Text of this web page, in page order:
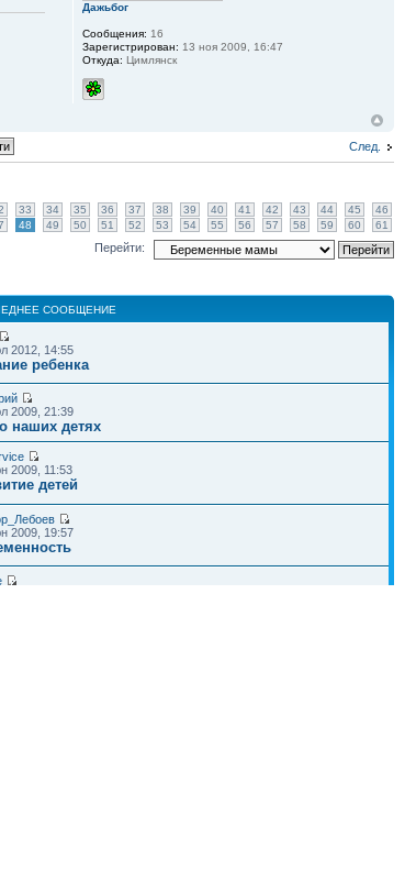
Дажьбог
Сообщения: 16
Зарегистрирован: 13 ноя 2009, 16:47
Откуда: Цимлянск
След.
33 34 35 36 37 38 39 40 41 42 43 44 45
46
48 49 50 51 52 53 54 55 56 57 58 59 60 61
Перейти:
СООБЩЕНИЕ
2012, 14:55
ребенка
2009, 21:39
наших детях
2009, 11:53
детей
2009, 19:57